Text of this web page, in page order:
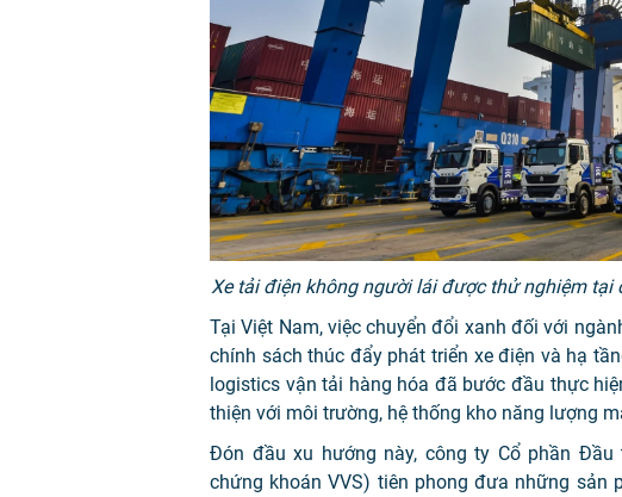
Xe tải điện không người lái được thử nghiệm tại
Tại Việt Nam, việc chuyển đổi xanh đối với
chính sách thúc đẩy phát triển xe điện và hạ
logistics vận tải hàng hóa đã bước đầu thực
thiện với môi trường, hệ thống kho năng lượng
Đón đầu xu hướng này, công ty Cổ phần
chứng khoán VVS) tiên phong đưa những sản